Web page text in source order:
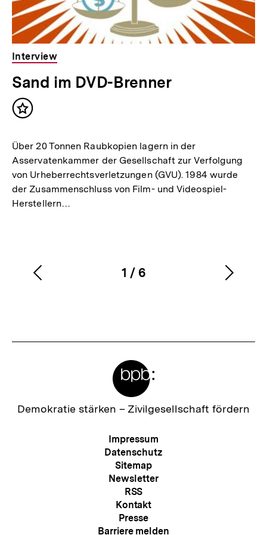
Interview
Sand im DVD-Brenner
Inhalt
Über 20 Tonnen Raubkopien lagern in der
Asservatenkammer der Gesellschaft zur Verfolgung
von Urheberrechtsverletzungen (GVU). 1984 wurde
der Zusammenschluss von Film- und Videospiel-
Herstellern…
Karussellinhalt
1
von
/ 6
Vorherigen
Zur
Demokratie stärken – Zivilgesellschaft fördern
Meta-
Navigation
Impressum
Datenschutz
Sitemap
Newsletter
RSS
Kontakt
Presse
Barriere melden